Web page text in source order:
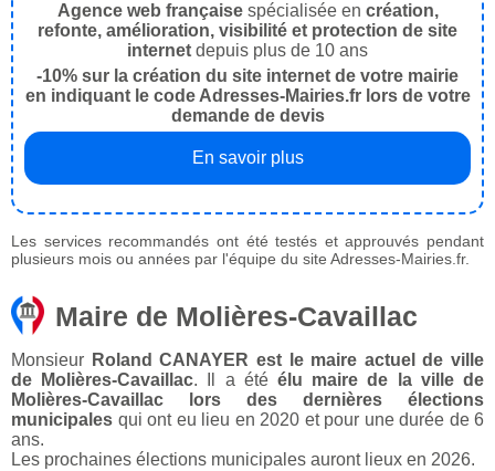
Agence web françaisespécialisée en création,
refonte, amélioration, visibilité et protection de site
internet depuis plus de 10 ans
-10% sur la création du site internet de votre mairie
en indiquant le code Adresses-Mairies.fr lors de votre
demande de devis
En savoir plus
Les services recommandés ont été testés et approuvés pendant
plusieurs mois ou années par l'équipe du site Adresses-Mairies.fr.
Maire de Molières-Cavaillac
Monsieur Roland CANAYER est le maire actuel de ville
de Molières-Cavaillac. Il a étéélu maire de la ville de
Molières-Cavaillac lors des dernières élections
municipales qui ont eu lieu en 2020 et pour une durée de 6
ans.
Les prochaines élections municipales auront lieux en 2026.